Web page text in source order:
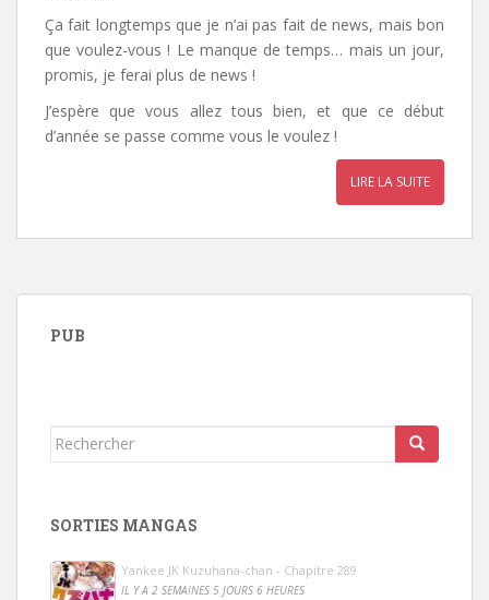
Ça fait longtemps que je n’ai pas fait de news, mais bon
que voulez-vous ! Le manque de temps… mais un jour,
promis, je ferai plus de news !
J’espère que vous allez tous bien, et que ce début
d’année se passe comme vous le voulez !
LIRE LA SUITE
PUB
Rechercher...
SORTIES MANGAS
Yankee JK Kuzuhana-chan - Chapitre 289
IL Y A 2 SEMAINES 5 JOURS 6 HEURES